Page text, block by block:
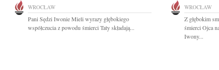
WROCŁAW
Pani Sędzi Iwonie Mieli wyrazy głębokiego
współczucia z powodu śmierci Taty składają...
WROCŁAW
Z głębokim
śmierci Ojca
Iwony...